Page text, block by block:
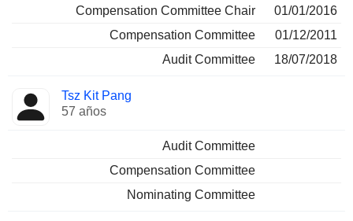
Compensation Committee Chair
01/01/2016
Compensation Committee
01/12/2011
Audit Committee
18/07/2018
Tsz Kit Pang
57 años
Audit Committee
Compensation Committee
Nominating Committee